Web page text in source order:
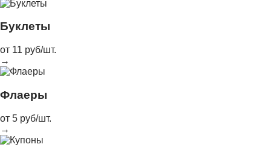
Буклеты
от 11 руб/шт.
→
Флаеры
от 5 руб/шт.
→